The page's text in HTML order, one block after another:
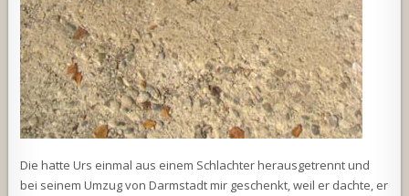
Die hatte Urs einmal aus einem Schlachter herausgetrennt und
bei seinem Umzug von Darmstadt mir geschenkt, weil er dachte, er